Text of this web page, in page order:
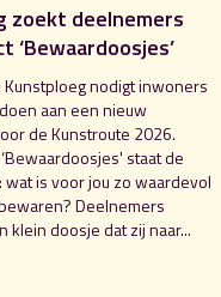
zoekt deelnemers
‘Bewaardoosjes’
Kunstploeg nodigt inwoners
aan een nieuw
de Kunstroute 2026.
staat de
wat is voor jou zo waardevol
Deelnemers
klein doosje dat zij naar...